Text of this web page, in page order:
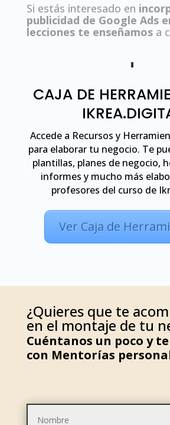
Si estás interesado en
publicidad de Google Ads
lecciones te enseñamosa
CAJA DE
Accede a Recursos y
para elaborar tu negocio. Te
plantillas, planes de negocio,
informes y mucho más
profesores del curso de
Ver Caja de
¿Quieres que te
en el montaje de tu
Cuéntanos un poco y
con Mentorías